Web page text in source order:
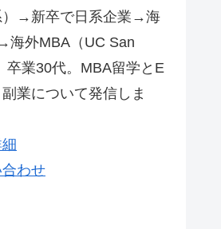
）→新卒で日系企業→海
海外MBA（UC San
卒業30代。MBA留学とE
業について発信しま
わせ